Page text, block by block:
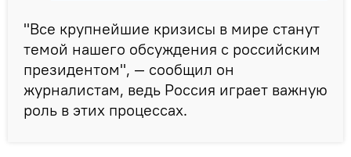
"Все крупнейшие кризисы в мире станут
темой нашего обсуждения с российским
президентом", — сообщил он
журналистам, ведь Россия играет важную
роль в этих процессах.